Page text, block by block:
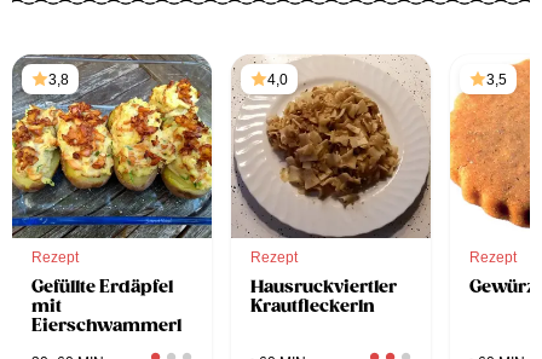
3,8
Rezept
Gefüllte Erdäpfel
mit
Eierschwammerl
4,0
Rezept
Hausruckviertler
Krautfleckerln
3,5
Rezept